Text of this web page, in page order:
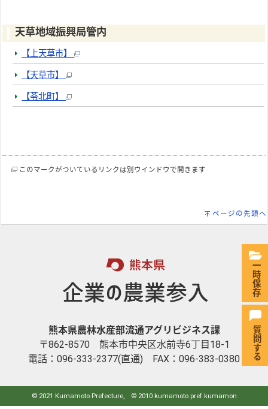
天草地域振興局管内
【上天草市】
【天草市】
【苓北町】
このマークがついているリンクは別ウインドウで開きます
ページの先頭へ
熊本県農林水産部流通アグリビジネス課
〒862-8570 熊本市中央区水前寺6丁目18-1
電話：096-333-2377(直通) FAX：096-383-0380
© 2021 Kumamoto Prefecture, © 2010 kumamoto pref.kumamon
一時保存